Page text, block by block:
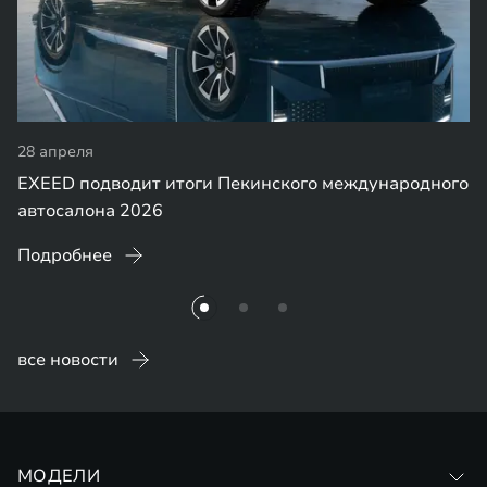
28 апреля
EXEED подводит итоги Пекинского международного
автосалона 2026
Подробнее
все новости
МОДЕЛИ